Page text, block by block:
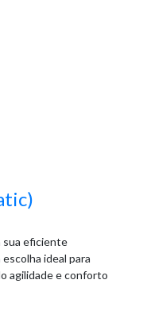
sua eficiente
ideal para
agilidade e conforto